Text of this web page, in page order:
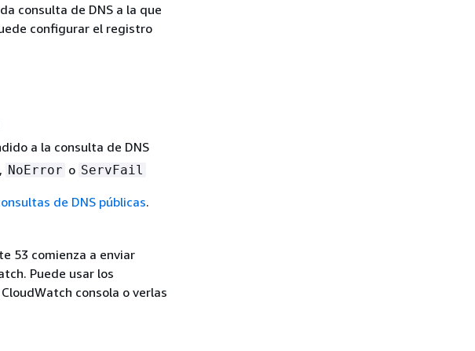
consulta de DNS a la que
configurar el registro
a la consulta de DNS
NoError o ServFail
de DNS públicas.
53 comienza a enviar
Puede usar los
consola o verlas